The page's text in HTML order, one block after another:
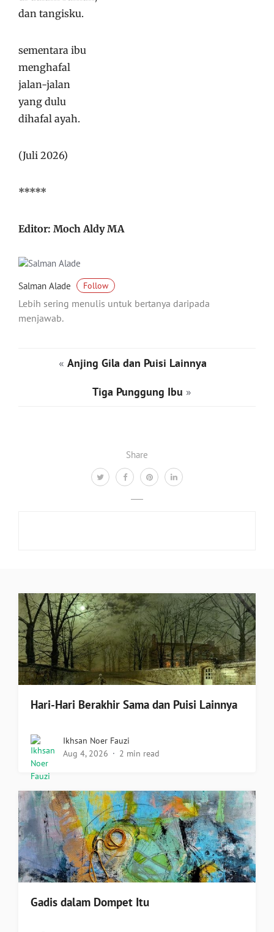
Share
dan tangisku.
sementara ibu
menghafal
jalan-jalan
yang dulu
dihafal ayah.
(Juli 2026)
*****
Editor: Moch Aldy MA
Salman Alade Follow
Lebih sering menulis untuk bertanya daripada
menjawab.
« Anjing Gila dan Puisi Lainnya
Tiga Punggung Ibu »
Hari-Hari Berakhir Sama dan Puisi Lainnya
Ikhsan Noer Fauzi
Aug 4, 2026
2 min read
Gadis dalam Dompet Itu